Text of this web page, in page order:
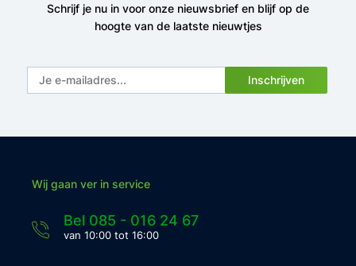
Schrijf je nu in voor onze nieuwsbrief en blijf op de
hoogte van de laatste nieuwtjes
Inschrijven
Wij gaan ver in service
Bel 085 - 016 24 67
van 10:00 tot 16:00